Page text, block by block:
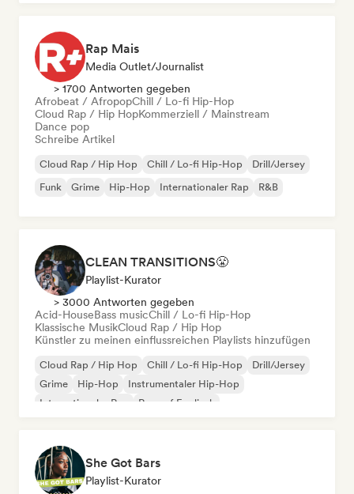
Rap Mais
Media Outlet/Journalist
> 1700 Antworten gegeben
Afrobeat / AfropopChill / Lo-fi Hip-Hop
Cloud Rap / Hip HopKommerziell / Mainstream
Dance pop
Schreibe Artikel
Cloud Rap / Hip Hop Chill / Lo-fi Hip-Hop
Drill/Jersey
Funk
Grime Hip-Hop Internationaler Rap R&B
CLEAN TRANSITIONS😤
Playlist-Kurator
> 3000 Antworten gegeben
Acid-HouseBass musicChill / Lo-fi Hip-Hop
Klassische MusikCloud Rap / Hip Hop
Künstler zu meinen einflussreichen Playlists hinzufügen
Cloud Rap / Hip Hop Chill / Lo-fi Hip-Hop
Drill/Jersey
Grime
Hip-Hop
Instrumentaler Hip-Hop
Internationaler Rap
Rap auf Englisch
She Got Bars
Playlist-Kurator